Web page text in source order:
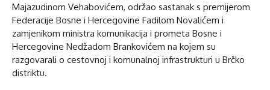
Majazudinom Vehabovićem, održao sastanak s premijerom
Federacije Bosne i Hercegovine Fadilom Novalićem i
zamjenikom ministra komunikacija i prometa Bosne i
Hercegovine Nedžadom Brankovićem na kojem su
razgovarali o cestovnoj i komunalnoj infrastrukturi u Brčko
distriktu.